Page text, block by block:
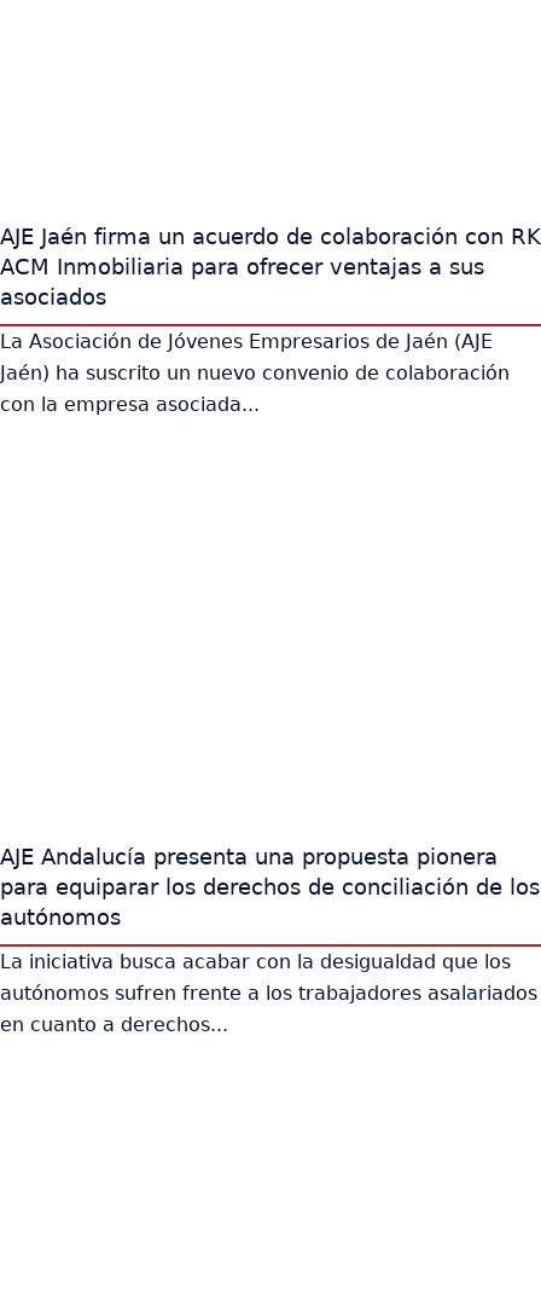
AJE Jaén firma un acuerdo de colaboración con RK
ACM Inmobiliaria para ofrecer ventajas a sus
asociados
La Asociación de Jóvenes Empresarios de Jaén (AJE
Jaén) ha suscrito un nuevo convenio de colaboración
con la empresa asociada...
AJE Andalucía presenta una propuesta pionera
para equiparar los derechos de conciliación de los
autónomos
La iniciativa busca acabar con la desigualdad que los
autónomos sufren frente a los trabajadores asalariados
en cuanto a derechos...